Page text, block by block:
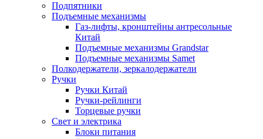
Подпятники
Подъемные механизмы
Газ-лифты, кронштейны антресольные
Китай
Подъемные механизмы Grandstar
Подъемные механизмы Samet
Полкодержатели, зеркалодержатели
Ручки
Ручки Китай
Ручки-рейлинги
Торцевые ручки
Свет и электрика
Блоки питания